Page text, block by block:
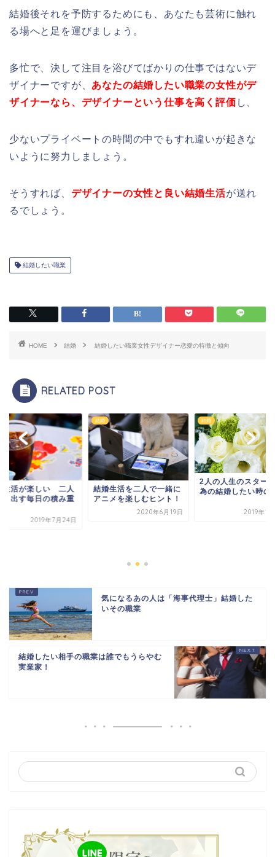
結婚後それを予防するためにも、あなたも芸術に触れ
る場へと足を運びましょう。
多忙で、決して注目を浴びてばかりの仕事ではないデ
ザイナーですが、 あなたの結婚したい職業の女性がデ
ザイナーなら、デザイナーという仕事を高く評価 し、
少ないプライベートの時間の中でもすれ違いが起きな
いように努力しましょう。
そうすれば、 デザイナーの女性と良い結婚生活が送れ
るでしょう。
結婚したい職業
HOME 結婚 結婚したい職業女性デザイナー恋愛の特徴と傾向
RELATED POST
い 二人
の積み重
年7月24日
結婚
結婚生活を二人で一緒に
アニメを楽しむヒント！
2020年6月19日
結婚
2人の人生のスタートの
為の結婚したい時の準備
2019年1月24日
気になるあの人は「海事代理士」結婚した
いその職業
結婚したい相手の職業は誰でもうらやむ
実業家！